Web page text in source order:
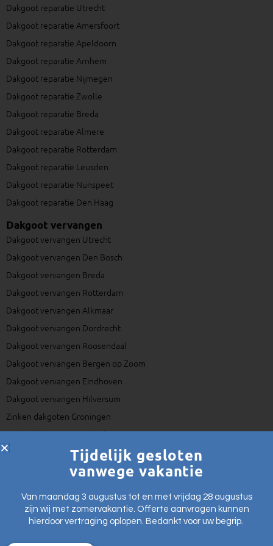
Dakgoot reparatie Utrecht
Dakgoot reparatie Amersfoort
Dakgoot reparatie Apeldoorn
Dakgoot reparatie Arnhem
Dakgoot reparatie Nijmegen
Dakgoot reparatie Zwolle
Dakgoot reparatie Breda
Dakgoot reparatie Almere
Dakgoot reparatie Rotterdam
Dakgoot reparatie Leusden
Dakgoot reparatie Nunspeet
Dakgoot reparatie Den Haag
Dakgoot vervangen
Dakgoot vervangen Utrecht
Dakgoot vervangen Den Bosch
Dakgoot vervangen Breda
Dakgoot vervangen Rotterdam
Dakgoot vervangen Alkmaar
Dakgoot vervangen Dordrecht
Dakgoot vervangen Roosendaal
Dakgoot vervangen Bergen op Zoom
Dakgoot vervangen Eindhoven
Dakgoot vervangen Hilversum
Zinken dakgoten Groningen
Zinken dakgoten Friesland
© 2025 – Dakgotenopmaat.nl
Algemene voorwaarden
Cookies
Tijdelijk gesloten
vanwege vakantie
Van maandag 3 augustus tot en met vrijdag 28 augustus
zijn wij met zomervakantie. Offerte aanvragen kunnen
hierdoor vertraging oplopen. Bedankt voor uw begrip.